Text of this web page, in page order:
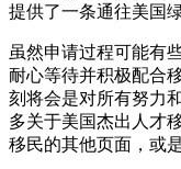
提供了一条通往美国
虽然申请过程可能有
耐心等待并积极配合
刻将会是对所有努力
多关于美国杰出人才
移民的其他页面，或